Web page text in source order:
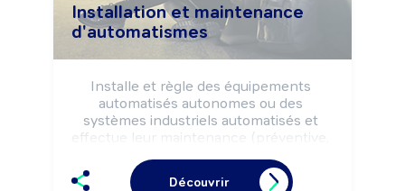
Installation et maintenance
d'automatismes
Installe et règle des équipements
automatisés autonomes ou des
systèmes industriels automatisés et
effectue leur maintenance (préventive,
Peut coordonner une équipe.
Découvrir